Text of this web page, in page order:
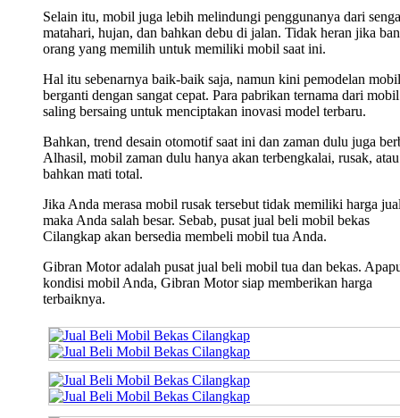
Selain itu, mobil juga lebih melindungi penggunanya dari
matahari, hujan, dan bahkan debu di jalan. Tidak heran jika
orang yang memilih untuk memiliki mobil saat ini.
Hal itu sebenarnya baik-baik saja, namun kini pemodelan mobil
berganti dengan sangat cepat. Para pabrikan ternama dari
saling bersaing untuk menciptakan inovasi model terbaru.
Bahkan, trend desain otomotif saat ini dan zaman dulu juga
Alhasil, mobil zaman dulu hanya akan terbengkalai, rusak, atau
bahkan mati total.
Jika Anda merasa mobil rusak tersebut tidak memiliki harga
maka Anda salah besar. Sebab, pusat jual beli mobil bekas
Cilangkap akan bersedia membeli mobil tua Anda.
Gibran Motor adalah pusat jual beli mobil tua dan bekas.
kondisi mobil Anda, Gibran Motor siap memberikan harga
terbaiknya.